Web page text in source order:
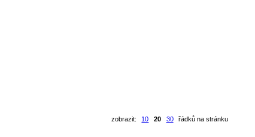
zobrazit: 10 20 30
řádků na stránku